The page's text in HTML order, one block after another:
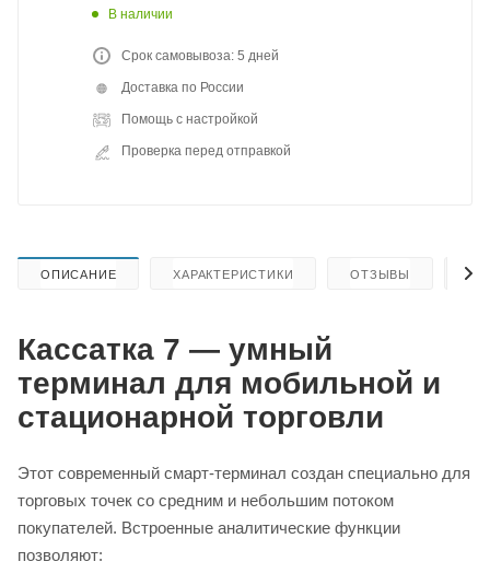
В наличии
Срок самовывоза: 5 дней
Доставка по России
Помощь с настройкой
Проверка перед отправкой
ОПИСАНИЕ ХАРАКТЕРИСТИКИ ОТЗЫВЫ
Кассатка 7 — умный
терминал для мобильной и
стационарной торговли
Этот современный смарт-терминал создан специально для
торговых точек со средним и небольшим потоком
покупателей. Встроенные аналитические функции
позволяют: